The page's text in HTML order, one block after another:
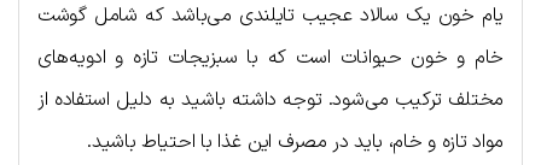
یام خون یک سالاد عجیب تایلندی می‌باشد که شامل گوشت
خام و خون حیوانات است که با سبزیجات تازه و ادویه‌های
مختلف ترکیب می‌شود. توجه داشته باشید به دلیل استفاده از
مواد تازه و خام، باید در مصرف این غذا با احتیاط باشید.